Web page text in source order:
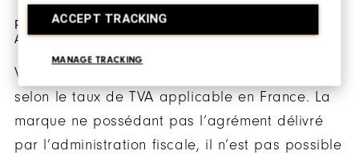
ACCEPT TRACKING
MANAGE TRACKING
PUIS-JE BÉNÉFICIER DE LA DÉTAXE LORS D’UN
ACHAT SUR LE SITE WWW.FOOTJOY.FR ?
Vos achats sur le site officiel FootJoy sont taxés
selon le taux de TVA applicable en France. La
marque ne possédant pas l’agrément délivré
par l’administration fiscale, il n’est pas possible